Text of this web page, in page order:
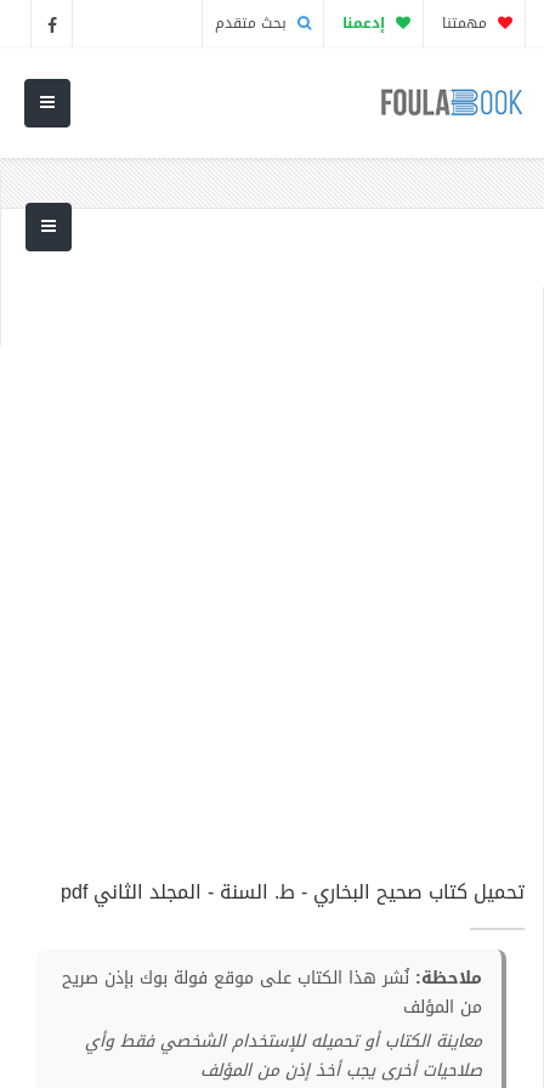
مهمتنا إدعمنا بحث متقدم
تحميل كتاب صحيح البخاري - ط. السنة - المجلد الثاني pdf
ملاحظة: نُشر هذا الكتاب على موقع فولة بوك بإذن صريح
من المؤلف
معاينة الكتاب أو تحميله للإستخدام الشخصي فقط وأي
صلاحيات أخرى يجب أخذ إذن من المؤلف